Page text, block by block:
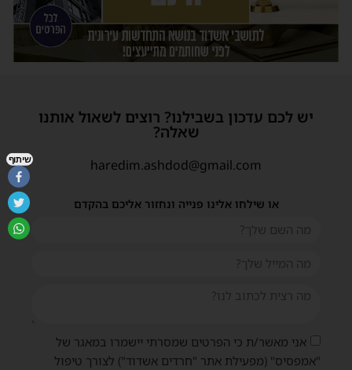
יש לכם עדכון בשבילנו? רוצים לשאול אותנו
שאלה?
haredim.ashdod@gmail.com
או שילחו אלינו פנייה ונחזור אליכם בהקדם
אני מאשר/ת כי הפרטים שמסרתי יישמרו במאגר של
"אמפסיס" (מפעילת אתר "חרדים אשדוד") לצורך טיפול
שיתוף